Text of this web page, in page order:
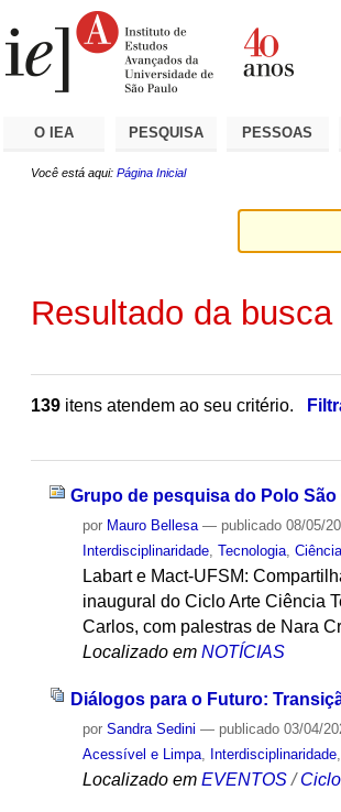
O IEA PESQUISA PESSOAS
Você está aqui: Página Inicial
Resultado da busca
139 itens atendem ao seu critério.
Grupo de pesquisa do Polo
por Mauro Bellesa — publicado 08/05/
Interdisciplinaridade ,Tecnologia ,Ciência
Labart e Mact-UFSM:
inaugural do Ciclo Arte Ciência
Carlos, com palestras de Nara
Localizado em NOTÍCIAS
Diálogos para o Futuro:
porSandra Sedini — publicado 03/04/
Acessível e Limpa Interdisciplinaridade
Localizado em EVENTOS /